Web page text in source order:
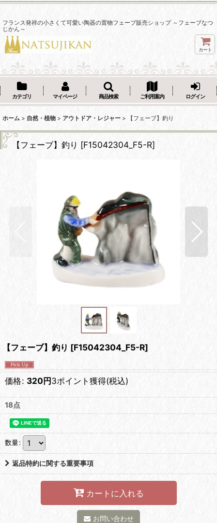
フランス発祥の小さくて可愛い陶器の置物フェーブ販売ショップ ～フェーブなつ
じかん～
カート
カテゴリ マイページ 商品検索 ご利用案内 ログイン
ホーム > 自然・植物 > アウトドア・レジャー > 【フェーブ】釣り
【フェーブ】釣り [F15042304_F5-R]
【フェーブ】釣り [F15042304_F5-R]
価格: 320円3ポイント獲得(税込)
18点
数量:
返品特約に関する重要事項
カートに入れる
お問い合わせ